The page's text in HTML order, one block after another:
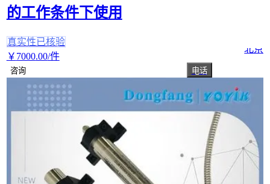
的工作条件下使用
真实性已核验
￥ 7000.00/件
北京
咨询 电话